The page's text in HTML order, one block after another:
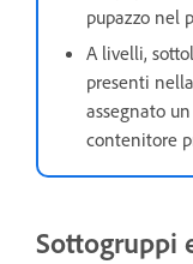
pupazzo nel
A livelli,
presenti
assegnato
contenitore
Sottogruppi